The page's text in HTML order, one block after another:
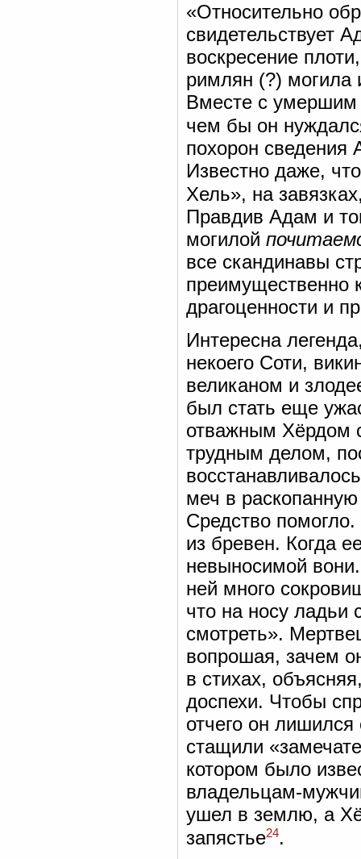
«Относительно
свидетельствует
воскресение
римлян (?) могила
Вместе с умершим
чем бы он
похорон сведения
Известно даже,
Хель», на
Правдив Адам и
могилой
все скандинавы
преимущественно
драгоценности и
Интересна
некоего Соти,
великаном и
был стать еще
отважным Хёрдом
трудным делом,
меч в
Средство
из бревен. Когда
невыносимой
ней много
что на носу ладьи
смотреть».
вопрошая, зачем
в стихах,
доспехи. Чтобы
отчего он
стащили
котором было
владельцам-
ушел в землю, а
запястье24.